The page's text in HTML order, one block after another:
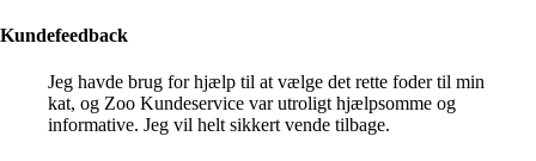
Kundefeedback
Jeg havde brug for hjælp til at vælge det rette foder til min
kat, og Zoo Kundeservice var utroligt hjælpsomme og
informative. Jeg vil helt sikkert vende tilbage.